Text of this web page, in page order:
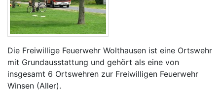
Die Freiwillige Feuerwehr Wolthausen ist eine Ortswehr
mit Grundausstattung und gehört als eine von
insgesamt 6 Ortswehren zur Freiwilligen Feuerwehr
Winsen (Aller).